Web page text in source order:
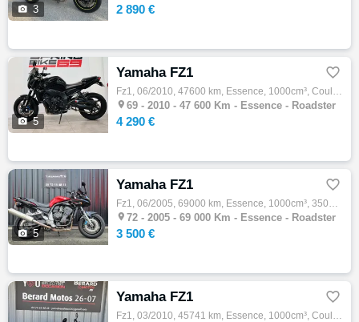
 3 2 890 €
 5
Yamaha FZ1 
Fz1, 06/2010, 47600 km, Essence, 1000cm³, Couleur noir, 4290 € Equipements : Échappement homologué,Support de plaque court ,Disponible à l'…
 69 - 2010 - 47 600 Km - Essence - Roadster
4 290 €
 5
Yamaha FZ1 
Fz1, 06/2005, 69000 km, Essence, 1000cm³, 3500 € Equipements : Yamaha fazer 1000 mise en circulation le 07/06/2005. Moto très propre et d'o…
 72 - 2005 - 69 000 Km - Essence - Roadster
3 500 €
Yamaha FZ1 
Fz1, 03/2010, 45741 km, Essence, 1000cm³, Couleur rouge, 4290 € Equipements : Clignotants Led,Extension de béquille,Rétroviseurs,Support de…